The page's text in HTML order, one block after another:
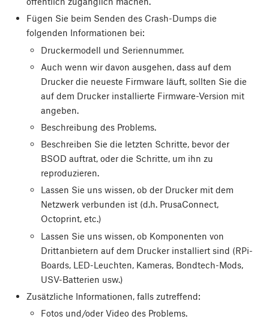
Fügen Sie beim Senden des Crash-Dumps die
folgenden Informationen bei:
Druckermodell und Seriennummer.
Auch wenn wir davon ausgehen, dass auf dem
Drucker die neueste Firmware läuft, sollten Sie die
auf dem Drucker installierte Firmware-Version mit
angeben.
Beschreibung des Problems.
Beschreiben Sie die letzten Schritte, bevor der
BSOD auftrat, oder die Schritte, um ihn zu
reproduzieren.
Lassen Sie uns wissen, ob der Drucker mit dem
Netzwerk verbunden ist (d.h. PrusaConnect,
Octoprint, etc.)
Lassen Sie uns wissen, ob Komponenten von
Drittanbietern auf dem Drucker installiert sind (RPi-
Boards, LED-Leuchten, Kameras, Bondtech-Mods,
USV-Batterien usw.)
Zusätzliche Informationen, falls zutreffend:
Fotos und/oder Video des Problems.